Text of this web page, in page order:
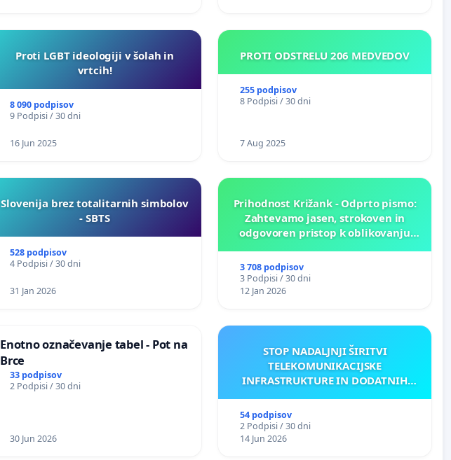
Proti LGBT ideologiji v šolah in
vrtcih!
8 090 podpisov
9 Podpisi / 30 dni
16 Jun 2025
PROTI ODSTRELU 206 MEDVEDOV
255 podpisov
8 Podpisi / 30 dni
7 Aug 2025
Slovenija brez totalitarnih simbolov
- SBTS
528 podpisov
4 Podpisi / 30 dni
31 Jan 2026
Prihodnost Križank - Odprto pismo:
Zahtevamo jasen, strokoven in
odgovoren pristop k oblikovanju
3 708 podpisov
3 Podpisi / 30 dni
12 Jan 2026
Enotno označevanje tabel - Pot na
Brce
33 podpisov
2 Podpisi / 30 dni
30 Jun 2026
STOP NADALJNJI ŠIRITVI
TELEKOMUNIKACIJSKE
INFRASTRUKTURE IN DODATNIH
54 podpisov
2 Podpisi / 30 dni
14 Jun 2026